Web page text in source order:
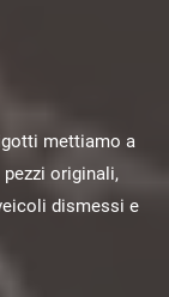
mettiamo a
originali,
dismessi e